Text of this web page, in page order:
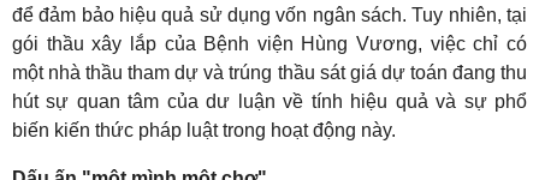
để đảm bảo hiệu quả sử dụng vốn ngân sách. Tuy nhiên, tại
gói thầu xây lắp của Bệnh viện Hùng Vương, việc chỉ có
một nhà thầu tham dự và trúng thầu sát giá dự toán đang thu
hút sự quan tâm của dư luận về tính hiệu quả và sự phổ
biến kiến thức pháp luật trong hoạt động này.